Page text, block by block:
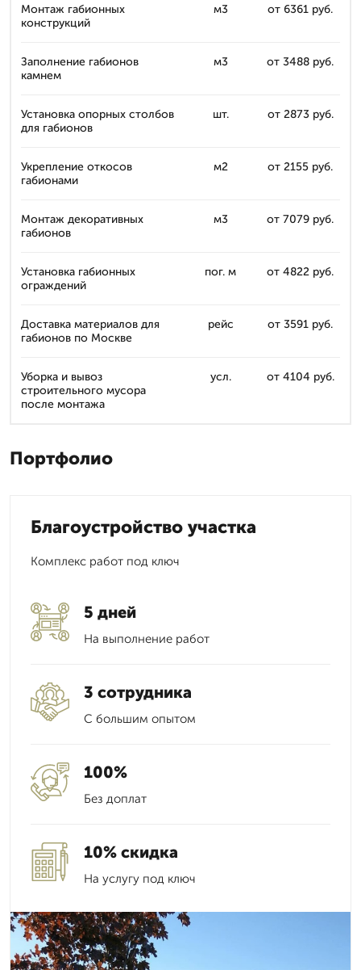
Монтаж габионных
конструкций
м3 от 6361 руб.
Заполнение габионов
камнем
м3 от 3488 руб.
Установка опорных столбов
для габионов
шт. от 2873 руб.
Укрепление откосов
габионами
м2 от 2155 руб.
Монтаж декоративных
габионов
м3 от 7079 руб.
Установка габионных
ограждений
пог. м от 4822 руб.
Доставка материалов для
габионов по Москве
рейс от 3591 руб.
Уборка и вывоз
строительного мусора
после монтажа
усл. от 4104 руб.
Портфолио
Благоустройство участка
Комплекс работ под ключ
5 дней
На выполнение работ
3 сотрудника
С большим опытом
100%
Без доплат
10% скидка
На услугу под ключ